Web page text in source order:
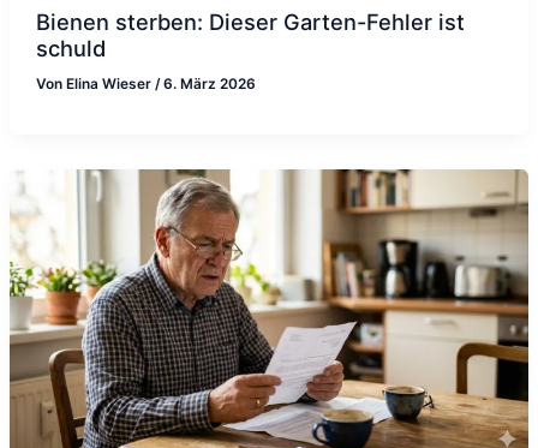
Bienen sterben: Dieser Garten-Fehler ist
schuld
Von Elina Wieser /6. März 2026